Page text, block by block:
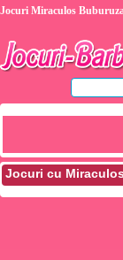
Jocuri Miraculos
Jocuri cu